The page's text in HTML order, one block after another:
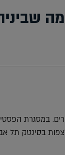
במסגרת
לצפות בסינטק תל